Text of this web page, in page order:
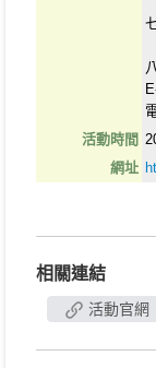
活動時間
網址
相關連結
活動官網